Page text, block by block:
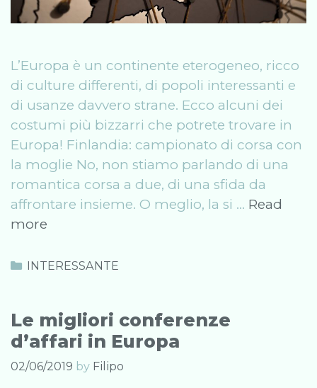
L’Europa è un continente eterogeneo, ricco
di culture differenti, di popoli interessanti e
di usanze davvero strane. Ecco alcuni dei
costumi più bizzarri che potrete trovare in
Europa! Finlandia: campionato di corsa con
la moglie No, non stiamo parlando di una
romantica corsa a due, di una sfida da
affrontare insieme. O meglio, la si … Read
more
europee:
del
Vecchio
Continente
Categories
INTERESSANTE
Le migliori conferenze
d’affari in Europa
02/06/2019 by Filipo